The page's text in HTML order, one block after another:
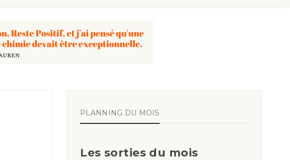
PLANNING DU MOIS
Les sorties du mois